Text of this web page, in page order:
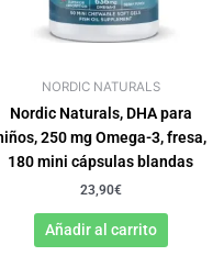
NORDIC NATURALS
Nordic Naturals, DHA para
250 mg Omega-3, fresa,
180 mini cápsulas blandas
23,90€
Añadir al carrito